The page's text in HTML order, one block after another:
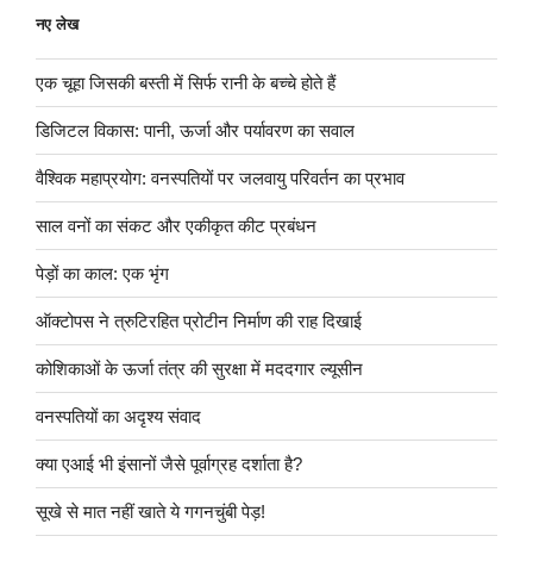
नए लेख
एक चूहा जिसकी बस्ती में सिर्फ रानी के बच्चे होते हैं
डिजिटल विकास: पानी, ऊर्जा और पर्यावरण का सवाल
वैश्विक महाप्रयोग: वनस्पतियों पर जलवायु परिवर्तन का प्रभाव
साल वनों का संकट और एकीकृत कीट प्रबंधन
पेड़ों का काल: एक भृंग
ऑक्टोपस ने त्रुटिरहित प्रोटीन निर्माण की राह दिखाई
कोशिकाओं के ऊर्जा तंत्र की सुरक्षा में मददगार ल्यूसीन
वनस्पतियों का अदृश्य संवाद
क्या एआई भी इंसानों जैसे पूर्वाग्रह दर्शाता है?
सूखे से मात नहीं खाते ये गगनचुंबी पेड़!